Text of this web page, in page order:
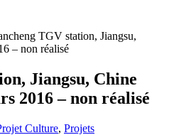
TGV station, Jiangsu,
– non réalisé
Jiangsu, Chine
2016 – non réalisé
Culture, Projets